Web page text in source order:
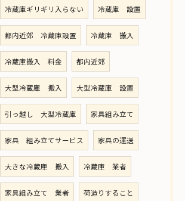
冷蔵庫ギリギリ入らない 冷蔵庫 設置
都内近郊 冷蔵庫設置 冷蔵庫 搬入
冷蔵庫搬入 料金 都内近郊
大型冷蔵庫 搬入 大型冷蔵庫 設置
引っ越し 大型冷蔵庫 家具組み立て
家具 組み立てサービス 家具の運送
大きな冷蔵庫 搬入 冷蔵庫 業者
家具組み立て 業者 荷造りすること